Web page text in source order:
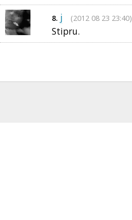
8. j (2012 08 23 23:40)
Stipru.